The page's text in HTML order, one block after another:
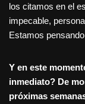
los citamos en el
impecable,
Estamos
Y en este
inmediato? De
próximas